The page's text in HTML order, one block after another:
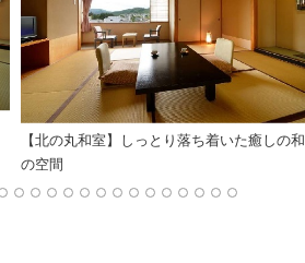
【北の丸和室】しっとり落ち着いた癒しの和
の空間